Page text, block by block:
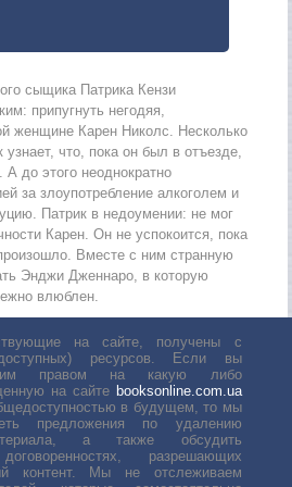
сыщика Патрика Кензи
припугнуть негодяя,
женщине Карен Николс. Несколько
узнает, что, пока он был в отъезде,
А до этого неоднократно
за злоупотребление алкоголем и
Патрик в недоумении: не мог
Карен. Он не успокоится, пока
Вместе с ним странную
Энджи Дженнаро, в которую
влюблен.
на сайте, получены с
ресурсов. Если вы
правом на какую либо
на сайте booksonline.com.ua
в будущем, то мы
предложения по удалению
а также обсудить
разрешающих
контент. Мы не отслеживаем